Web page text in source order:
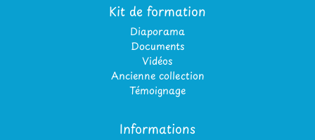
Kit de formation
Diaporama
Documents
Vidéos
Ancienne collection
Témoignage
Informations